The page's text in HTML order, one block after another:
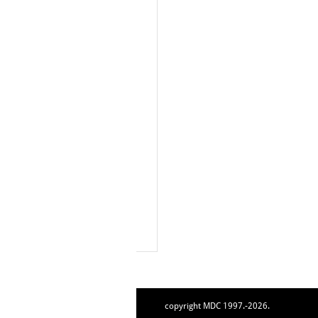
copyright MDC 1997.-2026.